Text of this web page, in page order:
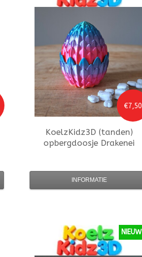
€7,50
KoelzKidz3D (tanden)
opbergdoosje Drakenei
INFORMATIE
NIEUW